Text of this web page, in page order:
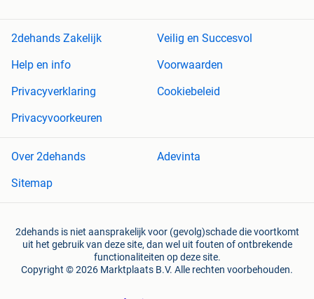
2dehands Zakelijk
Veilig en Succesvol
Help en info
Voorwaarden
Privacyverklaring
Cookiebeleid
Privacyvoorkeuren
Over 2dehands
Adevinta
Sitemap
2dehands is niet aansprakelijk voor (gevolg)schade die voortkomt
uit het gebruik van deze site, dan wel uit fouten of ontbrekende
functionaliteiten op deze site.
Copyright © 2026 Marktplaats B.V. Alle rechten voorbehouden.